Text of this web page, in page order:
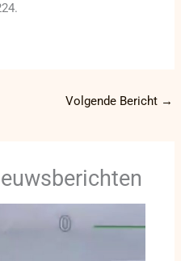
Volgende Bericht →